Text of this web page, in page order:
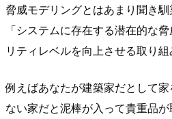
脅威モデリングとはあまり聞き馴
「システムに存在する潜在的な
リティレベルを向上させる取り組
例えばあなたが建築家だとして
ない家だと泥棒が入って貴重品